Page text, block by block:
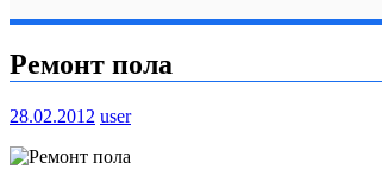
Ремонт пола
28.02.2012 user